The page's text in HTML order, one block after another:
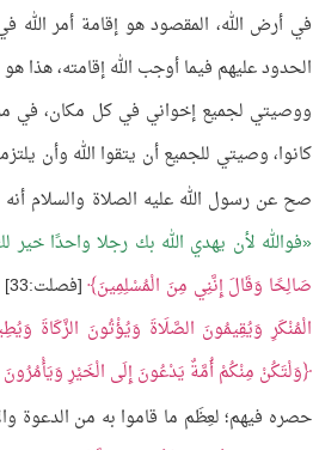
في أرض الله، المقصود هو إقامة أمر الله
الحدود عليهم فيما أوجب الله إقامته، هذا
ووصيتي لجميع إخواني في كل مكان، في
كانوا، وصيتي للجميع أن يتقوا الله وأن
صح عن رسول الله عليه الصلاة والسلام
فوالله لأن يهدي الله بك رجلا واحدًا خير
صَالِحًا وَقَالَ إِنَّنِي مِنَ الْمُسْلِمِينَ [فصلت:33] ويقول سبحانه:
الْمُنْكَرِ وَيُقِيمُونَ الصَّلَاةَ وَيُؤْتُونَ الزَّكَاةَ
وَلْتَكُنْ مِنْكُمْ أُمَّةٌ يَدْعُونَ إِلَى الْخَيْرِ
حصره فيهم؛ لعِظَم ما قاموا به من الدعوة